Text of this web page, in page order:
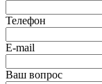
Телефон
E-mail
Ваш вопрос